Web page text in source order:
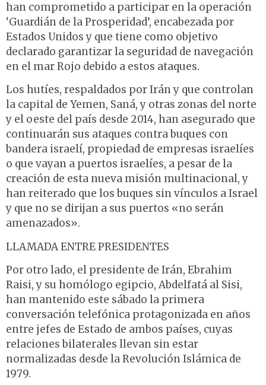
han comprometido a participar en la operación
‘Guardián de la Prosperidad’, encabezada por
Estados Unidos y que tiene como objetivo
declarado garantizar la seguridad de navegación
en el mar Rojo debido a estos ataques.
Los hutíes, respaldados por Irán y que controlan
la capital de Yemen, Saná, y otras zonas del norte
y el oeste del país desde 2014, han asegurado que
continuarán sus ataques contra buques con
bandera israelí, propiedad de empresas israelíes
o que vayan a puertos israelíes, a pesar de la
creación de esta nueva misión multinacional, y
han reiterado que los buques sin vínculos a Israel
y que no se dirijan a sus puertos «no serán
amenazados».
LLAMADA ENTRE PRESIDENTES
Por otro lado, el presidente de Irán, Ebrahim
Raisi, y su homólogo egipcio, Abdelfatá al Sisi,
han mantenido este sábado la primera
conversación telefónica protagonizada en años
entre jefes de Estado de ambos países, cuyas
relaciones bilaterales llevan sin estar
normalizadas desde la Revolución Islámica de
1979.